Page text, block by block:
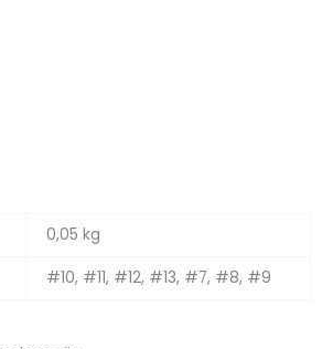
0,05 kg
#10, #11, #12, #13, #7, #8, #9